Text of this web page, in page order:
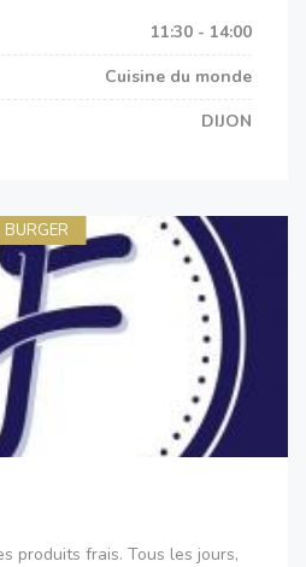
11:30 - 14:00
Cuisine du monde
DIJON
BURGER
produits frais. Tous les jours,